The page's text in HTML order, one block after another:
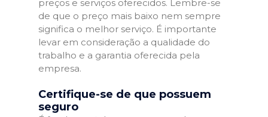
preços e serviços oferecidos. Lembre-se
de que o preço mais baixo nem sempre
significa o melhor serviço. É importante
levar em consideração a qualidade do
trabalho e a garantia oferecida pela
empresa.
Certifique-se de que possuem
seguro